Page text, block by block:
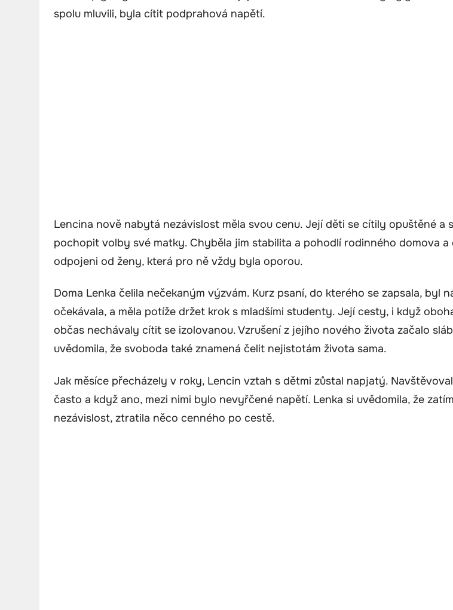
spolu mluvili, byla cítit podprahová napětí.
Lencina nově nabytá nezávislost měla svou cenu. Její děti se cítily opuštěné a
pochopit volby své matky. Chyběla jim stabilita a pohodlí rodinného domova a
odpojeni od ženy, která pro ně vždy byla oporou.
Doma Lenka čelila nečekaným výzvám. Kurz psaní, do kterého se zapsala, byl
očekávala, a měla potíže držet krok s mladšími studenty. Její cesty, i když
občas nechávaly cítit se izolovanou. Vzrušení z jejího nového života začalo
uvědomila, že svoboda také znamená čelit nejistotám života sama.
Jak měsíce přecházely v roky, Lencin vztah s dětmi zůstal napjatý.
často a když ano, mezi nimi bylo nevyřčené napětí. Lenka si uvědomila, že
nezávislost, ztratila něco cenného po cestě.